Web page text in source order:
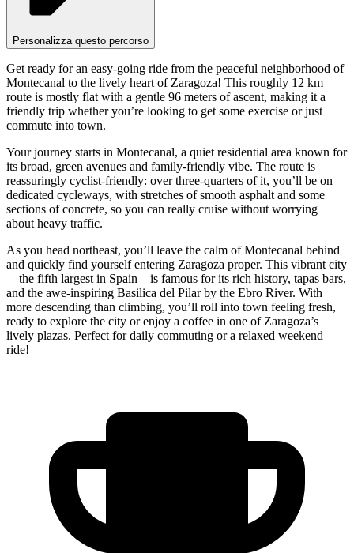
Personalizza questo percorso
Get ready for an easy-going ride from the peaceful neighborhood of
Montecanal to the lively heart of Zaragoza! This roughly 12 km
route is mostly flat with a gentle 96 meters of ascent, making it a
friendly trip whether you’re looking to get some exercise or just
commute into town.
Your journey starts in Montecanal, a quiet residential area known for
its broad, green avenues and family-friendly vibe. The route is
reassuringly cyclist-friendly: over three-quarters of it, you’ll be on
dedicated cycleways, with stretches of smooth asphalt and some
sections of concrete, so you can really cruise without worrying
about heavy traffic.
As you head northeast, you’ll leave the calm of Montecanal behind
and quickly find yourself entering Zaragoza proper. This vibrant city
—the fifth largest in Spain—is famous for its rich history, tapas bars,
and the awe-inspiring Basilica del Pilar by the Ebro River. With
more descending than climbing, you’ll roll into town feeling fresh,
ready to explore the city or enjoy a coffee in one of Zaragoza’s
lively plazas. Perfect for daily commuting or a relaxed weekend
ride!